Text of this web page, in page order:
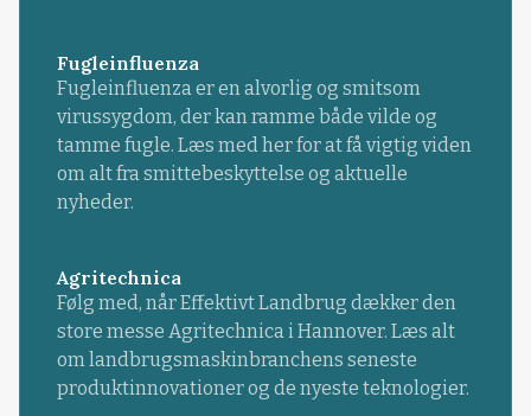
Fugleinfluenza
Fugleinfluenza er en alvorlig og smitsom
virussygdom, der kan ramme både vilde og
tamme fugle. Læs med her for at få vigtig viden
om alt fra smittebeskyttelse og aktuelle
nyheder.
Agritechnica
Følg med, når Effektivt Landbrug dækker den
store messe Agritechnica i Hannover. Læs alt
om landbrugsmaskinbranchens seneste
produktinnovationer og de nyeste teknologier.